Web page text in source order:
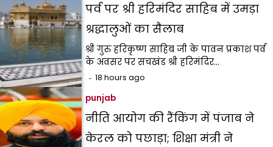
पर्व पर श्री हरिमंदिर साहिब में उमड़ा
श्रद्धालुओं का सैलाब
श्री गुरु हरिकृष्ण साहिब जी के पावन प्रकाश पर्व
के अवसर पर सचखंड श्री हरिमंदिर…
18 hours ago
punjab
नीति आयोग की रैंकिंग में पंजाब ने
केरल को पछाड़ा; शिक्षा मंत्री ने